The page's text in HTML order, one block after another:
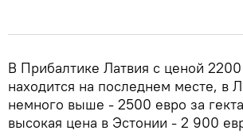
В Прибалтике Латвия с ценой 2200
находится на последнем месте, в
немного выше - 2500 евро за
высокая цена в Эстонии - 2 900